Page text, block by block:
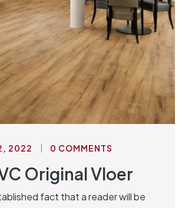
2022 0 COMMENTS
Original Vloer
fact that a reader will be